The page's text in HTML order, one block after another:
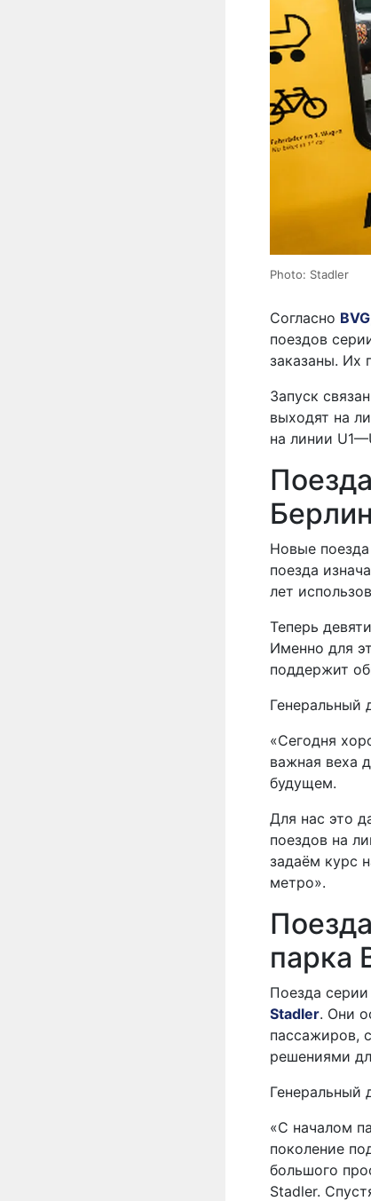
Photo: Stadler
Согласно BVG
поездов
заказаны. Их
Запуск
выходят на
на линии
Новые
поезда
лет
Теперь
Именно для
поддержит
Генеральный
«Сегодня
важная веха
будущем.
Для нас это
поездов на
задаём курс
метро».
парка
Поезда
Stadler. Они
пассажиров,
решениями
Генеральный
«С началом
поколение
большого
Stadler.